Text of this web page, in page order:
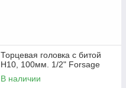
Торцевая головка с битой
Н10, 100мм. 1/2" Forsage
В наличии